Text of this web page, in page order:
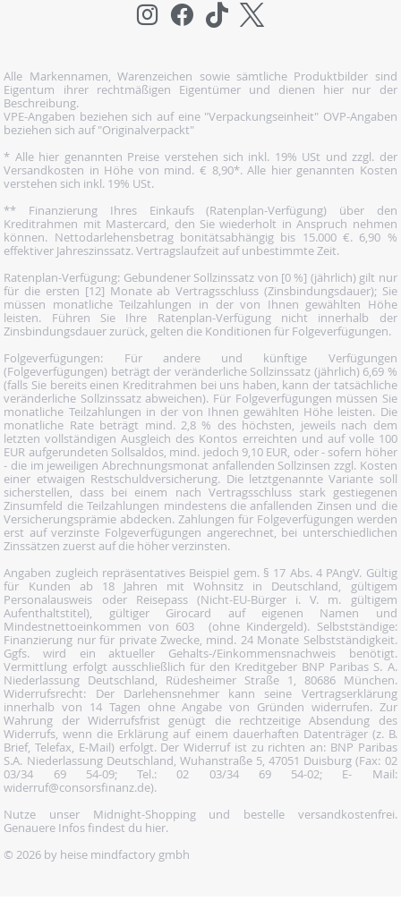
Alle Markennamen, Warenzeichen sowie sämtliche Produktbilder sind
Eigentum ihrer rechtmäßigen Eigentümer und dienen hier nur der
Beschreibung.
VPE-Angaben beziehen sich auf eine "Verpackungseinheit" OVP-Angaben
beziehen sich auf "Originalverpackt"
* Alle hier genannten Preise verstehen sich inkl. 19% USt und zzgl. der
Versandkosten in Höhe von mind. € 8,90*. Alle hier genannten Kosten
verstehen sich inkl. 19% USt.
** Finanzierung Ihres Einkaufs (Ratenplan-Verfügung) über den
Kreditrahmen mit Mastercard, den Sie wiederholt in Anspruch nehmen
können. Nettodarlehensbetrag bonitätsabhängig bis 15.000 €. 6,90 %
effektiver Jahreszinssatz. Vertragslaufzeit auf unbestimmte Zeit.
Ratenplan-Verfügung: Gebundener Sollzinssatz von [0 %] (jährlich) gilt nur
für die ersten [12] Monate ab Vertragsschluss (Zinsbindungsdauer); Sie
müssen monatliche Teilzahlungen in der von Ihnen gewählten Höhe
leisten. Führen Sie Ihre Ratenplan-Verfügung nicht innerhalb der
Zinsbindungsdauer zurück, gelten die Konditionen für Folgeverfügungen.
Folgeverfügungen: Für andere und künftige Verfügungen
(Folgeverfügungen) beträgt der veränderliche Sollzinssatz (jährlich) 6,69 %
(falls Sie bereits einen Kreditrahmen bei uns haben, kann der tatsächliche
veränderliche Sollzinssatz abweichen). Für Folgeverfügungen müssen Sie
monatliche Teilzahlungen in der von Ihnen gewählten Höhe leisten. Die
monatliche Rate beträgt mind. 2,8 % des höchsten, jeweils nach dem
letzten vollständigen Ausgleich des Kontos erreichten und auf volle 100
EUR aufgerundeten Sollsaldos, mind. jedoch 9,10 EUR, oder - sofern höher
- die im jeweiligen Abrechnungsmonat anfallenden Sollzinsen zzgl. Kosten
einer etwaigen Restschuldversicherung. Die letztgenannte Variante soll
sicherstellen, dass bei einem nach Vertragsschluss stark gestiegenen
Zinsumfeld die Teilzahlungen mindestens die anfallenden Zinsen und die
Versicherungsprämie abdecken. Zahlungen für Folgeverfügungen werden
erst auf verzinste Folgeverfügungen angerechnet, bei unterschiedlichen
Zinssätzen zuerst auf die höher verzinsten.
Angaben zugleich repräsentatives Beispiel gem. § 17 Abs. 4 PAngV. Gültig
für Kunden ab 18 Jahren mit Wohnsitz in Deutschland, gültigem
Personalausweis oder Reisepass (Nicht-EU-Bürger i. V. m. gültigem
Aufenthaltstitel), gültiger Girocard auf eigenen Namen und
Mindestnettoeinkommen von 603  (ohne Kindergeld). Selbstständige:
Finanzierung nur für private Zwecke, mind. 24 Monate Selbstständigkeit.
Ggfs. wird ein aktueller Gehalts-/Einkommensnachweis benötigt.
Vermittlung erfolgt ausschließlich für den Kreditgeber BNP Paribas S. A.
Niederlassung Deutschland, Rüdesheimer Straße 1, 80686 München.
Widerrufsrecht: Der Darlehensnehmer kann seine Vertragserklärung
innerhalb von 14 Tagen ohne Angabe von Gründen widerrufen. Zur
Wahrung der Widerrufsfrist genügt die rechtzeitige Absendung des
Widerrufs, wenn die Erklärung auf einem dauerhaften Datenträger (z. B.
Brief, Telefax, E-Mail) erfolgt. Der Widerruf ist zu richten an: BNP Paribas
S.A. Niederlassung Deutschland, Wuhanstraße 5, 47051 Duisburg (Fax: 02
03/34 69 54-09; Tel.: 02 03/34 69 54-02; E- Mail:
widerruf@consorsfinanz.de).
Nutze unser Midnight-Shopping und bestelle versandkostenfrei.
Genauere Infos findest du hier.
© 2026 by heise mindfactory gmbh